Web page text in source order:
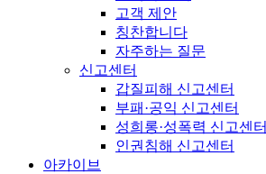
고객 제안
칭찬합니다
자주하는 질문
신고센터
갑질피해 신고센터
부패·공익 신고센터
성희롱·성폭력 신고센터
인권침해 신고센터
아카이브